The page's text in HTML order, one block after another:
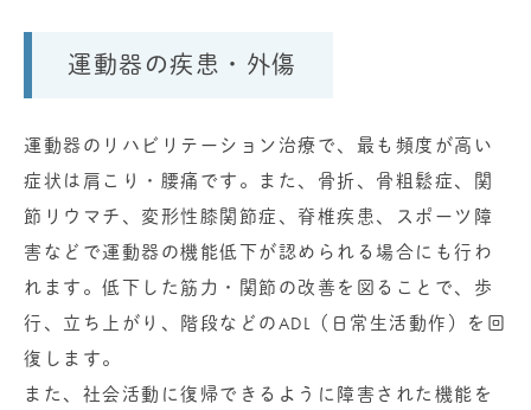
運動器の疾患・外傷
運動器のリハビリテーション治療で、最も頻度が高い
症状は肩こり・腰痛です。また、骨折、骨粗鬆症、関
節リウマチ、変形性膝関節症、脊椎疾患、スポーツ障
害などで運動器の機能低下が認められる場合にも行わ
れます。低下した筋力・関節の改善を図ることで、歩
行、立ち上がり、階段などのADL（日常生活動作）を回
復します。
また、社会活動に復帰できるように障害された機能を